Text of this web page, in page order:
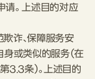
。 上述目的对应
欺诈、保障服务安
身或类似的服务（在
3.3条）。上述目的